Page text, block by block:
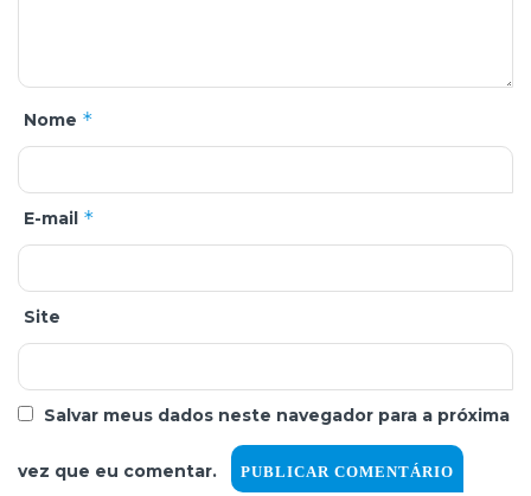
Nome *
E-mail *
Site
Salvar meus dados neste navegador para a próxima
vez que eu comentar.